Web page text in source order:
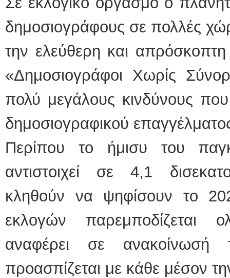
δημοσιογράφους σε πολλές
την ελεύθερη και
«Δημοσιογράφοι Χωρίς
πολύ μεγάλους κινδύνους
δημοσιογραφικού
Περίπου το ήμισυ του
αντιστοιχεί σε 4,1
κληθούν να ψηφίσουν το
εκλογών παρεμποδίζεται
αναφέρει σε
προασπίζεται με κάθε μέσον